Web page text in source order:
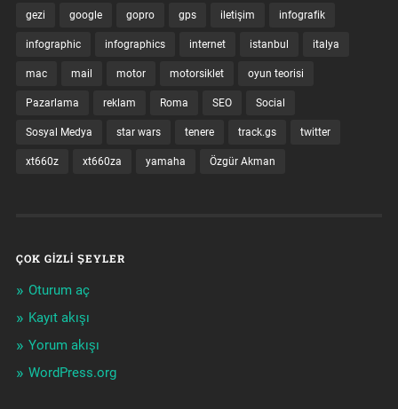
gezi google gopro gps iletişim infografik
infographic infographics internet istanbul italya
mac mail motor motorsiklet oyun teorisi
Pazarlama reklam Roma SEO Social
Sosyal Medya star wars tenere track.gs twitter
xt660z xt660za yamaha Özgür Akman
ÇOK GIZLI ŞEYLER
Oturum aç
Kayıt akışı
Yorum akışı
WordPress.org